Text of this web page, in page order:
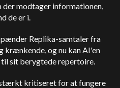
der modtager informationen,
de er i.
Replika-samtaler fra
krænkende, og nu kan AI'en
sit berygtede repertoire.
kritiseret for at fungere